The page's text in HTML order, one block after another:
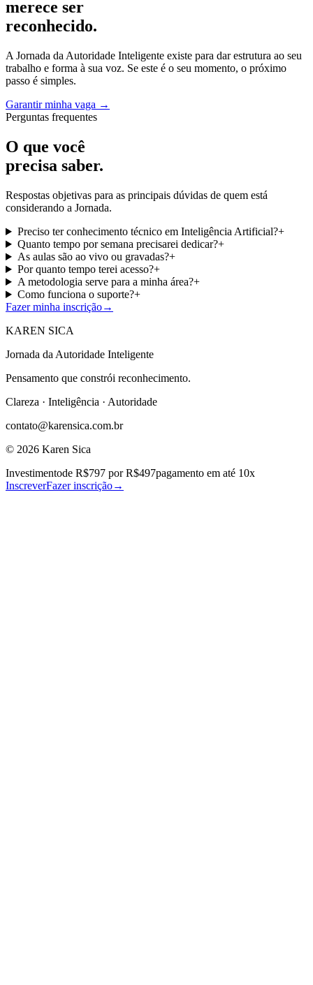
merece ser
reconhecido.
A Jornada da Autoridade Inteligente existe para dar estrutura ao seu
trabalho e forma à sua voz. Se este é o seu momento, o próximo
passo é simples.
Garantir minha vaga →
Perguntas frequentes
O que você
precisa saber.
Respostas objetivas para as principais dúvidas de quem está
considerando a Jornada.
Preciso ter conhecimento técnico em Inteligência Artificial?+
Quanto tempo por semana precisarei dedicar?+
As aulas são ao vivo ou gravadas?+
Por quanto tempo terei acesso?+
A metodologia serve para a minha área?+
Como funciona o suporte?+
Fazer minha inscrição→
KAREN SICA
Jornada da Autoridade Inteligente
Pensamento que constrói reconhecimento.
Clareza · Inteligência · Autoridade
contato@karensica.com.br
© 2026 Karen Sica
Investimentode R$797 por R$497pagamento em até 10x
InscreverFazer inscrição→